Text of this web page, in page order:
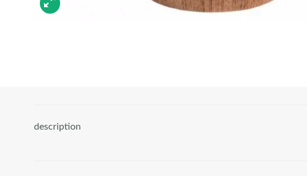
description